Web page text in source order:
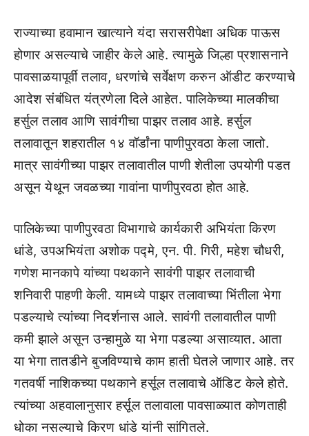
राज्याच्या हवामान खात्याने यंदा सरासरीपेक्षा अधिक पाऊस
होणार असल्याचे जाहीर केले आहे. त्यामुळे जिल्हा प्रशासनाने
पावसाळयापूर्वी तलाव, धरणांचे सर्वेक्षण करुन ऑडीट करण्याचे
आदेश संबंधित यंत्रणेला दिले आहेत. पालिकेच्या मालकीचा
हर्सुल तलाव आणि सावंगीचा पाझर तलाव आहे. हर्सुल
तलावातून शहरातील १४ वॉर्डांना पाणीपुरवठा केला जातो.
मात्र सावंगीच्या पाझर तलावातील पाणी शेतीला उपयोगी पडत
असून येथून जवळच्या गावांना पाणीपुरवठा होत आहे.
पालिकेच्या पाणीपुरवठा विभागाचे कार्यकारी अभियंता किरण
धांडे, उपअभियंता अशोक पद्मे, एन. पी. गिरी, महेश चौधरी,
गणेश मानकापे यांच्या पथकाने सावंगी पाझर तलावाची
शनिवारी पाहणी केली. यामध्ये पाझर तलावाच्या भिंतीला भेगा
पडल्याचे त्यांच्या निदर्शनास आले. सावंगी तलावातील पाणी
कमी झाले असून उन्हामुळे या भेगा पडल्या असाव्यात. आता
या भेगा तातडीने बुजविण्याचे काम हाती घेतले जाणार आहे. तर
गतवर्षी नाशिकच्या पथकाने हर्सूल तलावाचे ऑडिट केले होते.
त्यांच्या अहवालानुसार हर्सूल तलावाला पावसाळ्यात कोणताही
धोका नसल्याचे किरण धांडे यांनी सांगितले.